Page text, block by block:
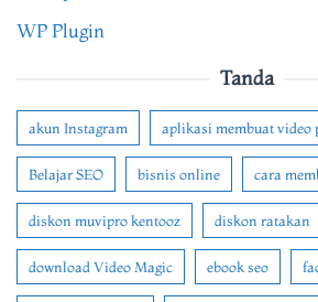
WP Plugin
Tanda
akun Instagram aplikasi membuat video
Belajar SEO bisnis online cara
diskon muvipro kentooz diskon ratakan
download Video Magic ebook seo